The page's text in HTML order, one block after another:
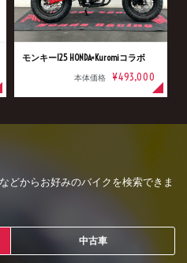
モンキー125 HONDA×Kuromiコラボ
本体価格 ¥493,000
どからお好みのバイクを検索できま
中古車